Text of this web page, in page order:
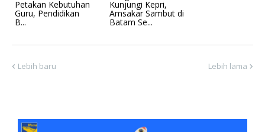
Petakan Kebutuhan
Guru, Pendidikan
B...
Kunjungi Kepri,
Amsakar Sambut di
Batam Se...
Lebih baru Lebih lama